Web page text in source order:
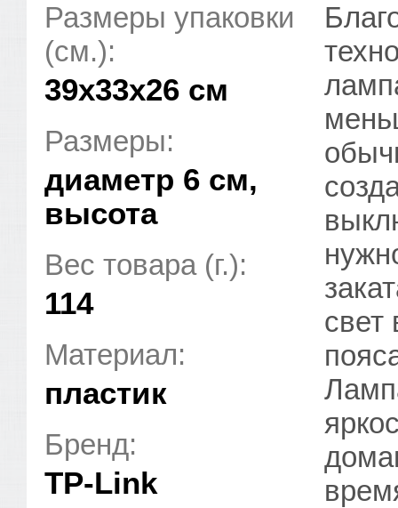
Размеры упаковки
(см.):
39x33x26 см
Размеры:
диаметр 6 см,
высота
Вес товара (г.):
114
Материал:
пластик
Бренд:
TP-Link
свет